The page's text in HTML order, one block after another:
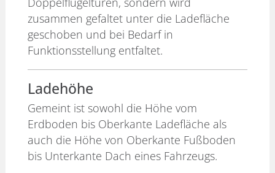
zusammen gefaltet unter die Ladefläche
geschoben und bei Bedarf in
Funktionsstellung entfaltet.
Ladehöhe
Gemeint ist sowohl die Höhe vom
Erdboden bis Oberkante Ladefläche als
auch die Höhe von Oberkante Fußboden
bis Unterkante Dach eines Fahrzeugs.